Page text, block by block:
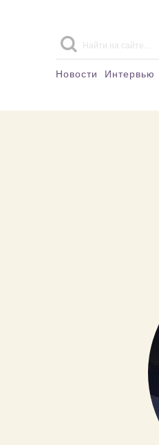
Новости Интервью